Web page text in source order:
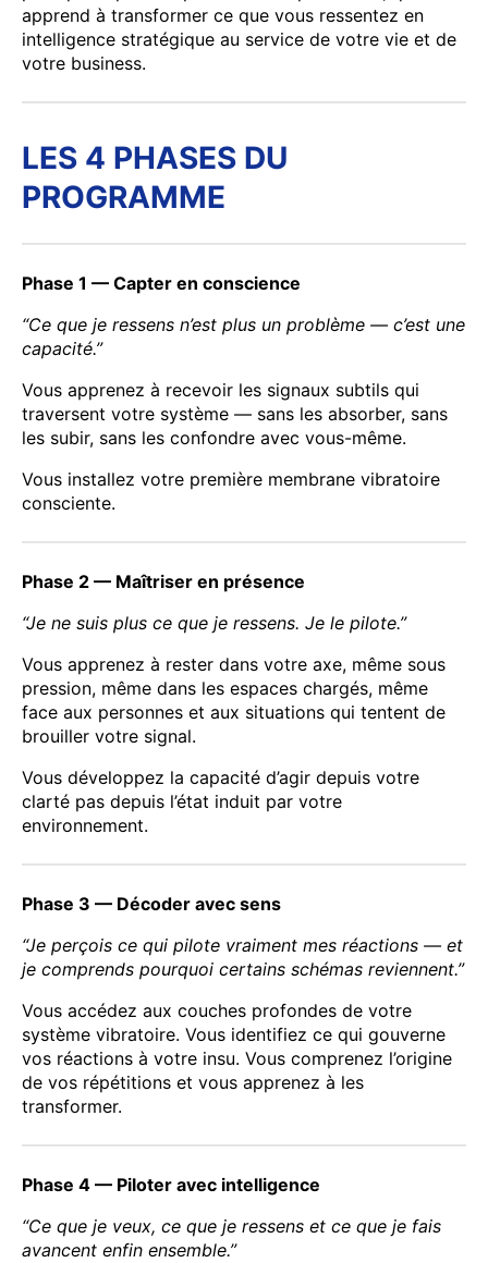
apprend à transformer ce que vous ressentez en
intelligence stratégique au service de votre vie et de
votre business.
LES 4 PHASES DU
PROGRAMME
Phase 1 — Capter en conscience
“Ce que je ressens n’est plus un problème — c’est une
capacité.”
Vous apprenez à recevoir les signaux subtils qui
traversent votre système — sans les absorber, sans
les subir, sans les confondre avec vous-même.
Vous installez votre première membrane vibratoire
consciente.
Phase 2 — Maîtriser en présence
“Je ne suis plus ce que je ressens. Je le pilote.”
Vous apprenez à rester dans votre axe, même sous
pression, même dans les espaces chargés, même
face aux personnes et aux situations qui tentent de
brouiller votre signal.
Vous développez la capacité d’agir depuis votre
clarté pas depuis l’état induit par votre
environnement.
Phase 3 — Décoder avec sens
“Je perçois ce qui pilote vraiment mes réactions — et
je comprends pourquoi certains schémas reviennent.”
Vous accédez aux couches profondes de votre
système vibratoire. Vous identifiez ce qui gouverne
vos réactions à votre insu. Vous comprenez l’origine
de vos répétitions et vous apprenez à les
transformer.
Phase 4 — Piloter avec intelligence
“Ce que je veux, ce que je ressens et ce que je fais
avancent enfin ensemble.”